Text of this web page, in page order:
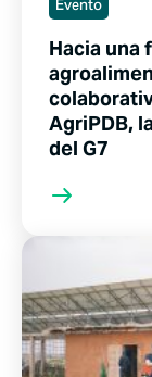
Evento
Hacia una
AgriPDB,
del G7